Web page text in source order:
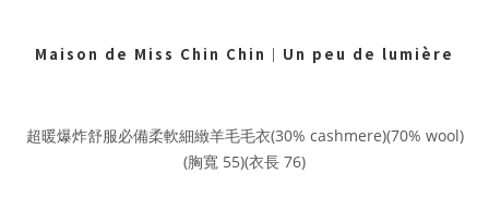
Maison de Miss Chin Chin ｜ Un peu de lumière
超暖爆炸舒服必備柔軟細緻羊毛毛衣(30% cashmere)(70% wool)
(胸寬 55)(衣長 76)